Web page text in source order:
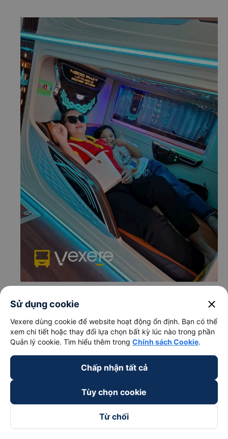
Ngọc Phát
Giờ xuất phát ở Ninh Bình: 18:30
Giờ đến nơi ở Quảng Ngãi: 10:30
Thời gian chạy từ Ninh Bình đi Quảng Ngãi của nhà
xeNgọc Phátkhoảng: 16 giờ
Ninh Bình (Dọc QL 1A)
e. Các điểm trả khách của nhà xe Ngọc Phát
Quảng Ngãi (dọc QL1A)
Sử dụng cookie close
Vexere dùng cookie để website hoạt động ổn định. Bạn có thể
xem chi tiết hoặc thay đổi lựa chọn bất kỳ lúc nào trong phần
Quản lý cookie. Tìm hiểu thêm trong Chính sách Cookie.
Chấp nhận tất cả
Tùy chọn cookie
Từ chối